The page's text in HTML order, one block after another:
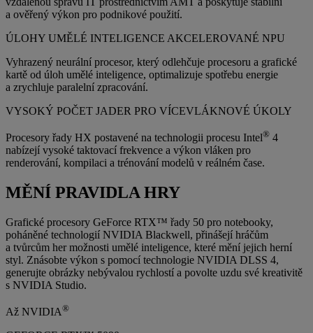
a ověřený výkon pro podnikové použití.
ÚLOHY UMĚLÉ INTELIGENCE AKCELEROVANÉ NPU
Vyhrazený neurální procesor, který odlehčuje procesoru a grafické
kartě od úloh umělé inteligence, optimalizuje spotřebu energie
a zrychluje paralelní zpracování.
VYSOKÝ POČET JADER PRO VÍCEVLÁKNOVÉ ÚKOLY
Procesory řady HX postavené na technologii procesu Intel® 4
nabízejí vysoké taktovací frekvence a výkon vláken pro
renderování, kompilaci a trénování modelů v reálném čase.
MĚNÍ PRAVIDLA HRY
Grafické procesory GeForce RTX™ řady 50 pro notebooky,
poháněné technologií NVIDIA Blackwell, přinášejí hráčům
a tvůrcům her možnosti umělé inteligence, které mění jejich herní
styl. Znásobte výkon s pomocí technologie NVIDIA DLSS 4,
generujte obrázky nebývalou rychlostí a povolte uzdu své kreativitě
s NVIDIA Studio.
Až NVIDIA®